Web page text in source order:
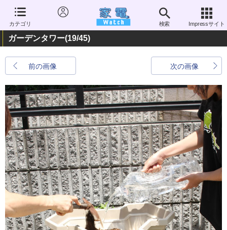
カテゴリ 検索 Impressサイト
ガーデンタワー(19/45)
前の画像 次の画像